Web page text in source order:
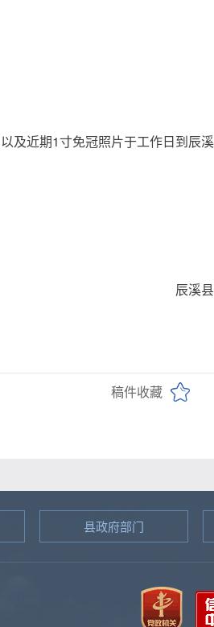
及近期1寸免冠照片于工作日到辰
辰溪
稿件收藏
县政府部门